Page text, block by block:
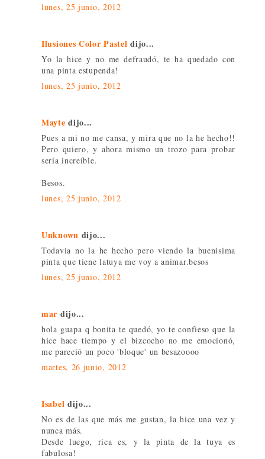
lunes, 25 junio, 2012
Ilusiones Color Pastel dijo...
Yo la hice y no me defraudó, te ha quedado con
una pinta estupenda!
lunes, 25 junio, 2012
Mayte dijo...
Pues a mi no me cansa, y mira que no la he hecho!!
Pero quiero, y ahora mismo un trozo para probar
sería increíble.
Besos.
lunes, 25 junio, 2012
Unknown dijo...
Todavia no la he hecho pero viendo la buenisima
pinta que tiene latuya me voy a animar.besos
lunes, 25 junio, 2012
mar dijo...
hola guapa q bonita te quedó, yo te confieso que la
hice hace tiempo y el bizcocho no me emocionó,
me pareció un poco 'bloque' un besazoooo
martes, 26 junio, 2012
Isabel dijo...
No es de las que más me gustan, la hice una vez y
nunca más.
Desde luego, rica es, y la pinta de la tuya es
fabulosa!